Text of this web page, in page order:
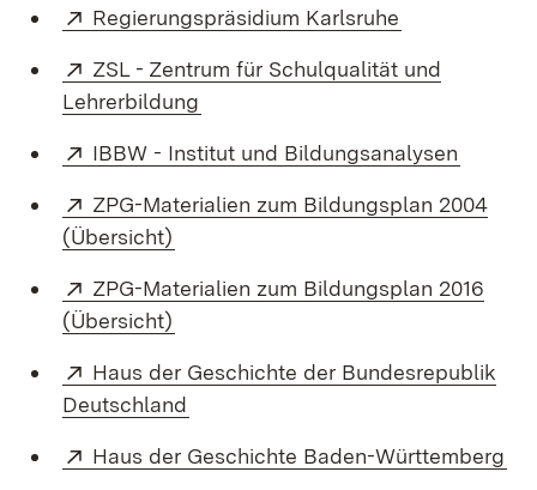
Extern:
Regierungspräsidium Karlsruhe
Extern:
ZSL - Zentrum für Schulqualität und
Lehrerbildung
Extern:
IBBW - Institut und Bildungsanalysen
Extern:
ZPG-Materialien zum Bildungsplan 2004
(Übersicht)
Extern:
ZPG-Materialien zum Bildungsplan 2016
(Übersicht)
Extern:
Haus der Geschichte der Bundesrepublik
Deutschland
Extern:
Haus der Geschichte Baden-Württemberg